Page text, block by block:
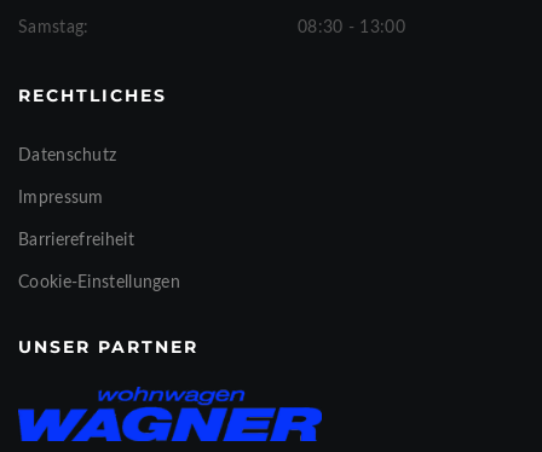
Samstag: 08:30 - 13:00
RECHTLICHES
Datenschutz
Impressum
Barrierefreiheit
Cookie-Einstellungen
UNSER PARTNER